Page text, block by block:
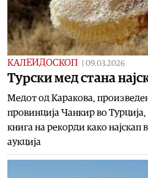
КАЛЕИДОСКОП 09.03.2026
Турски мед стана
Медот од Каракова,
провинција Чанкир во
книга на рекорди како најскап
аукција